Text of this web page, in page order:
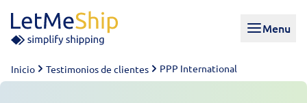
Menu
Inicio Testimonios de clientes PPP International